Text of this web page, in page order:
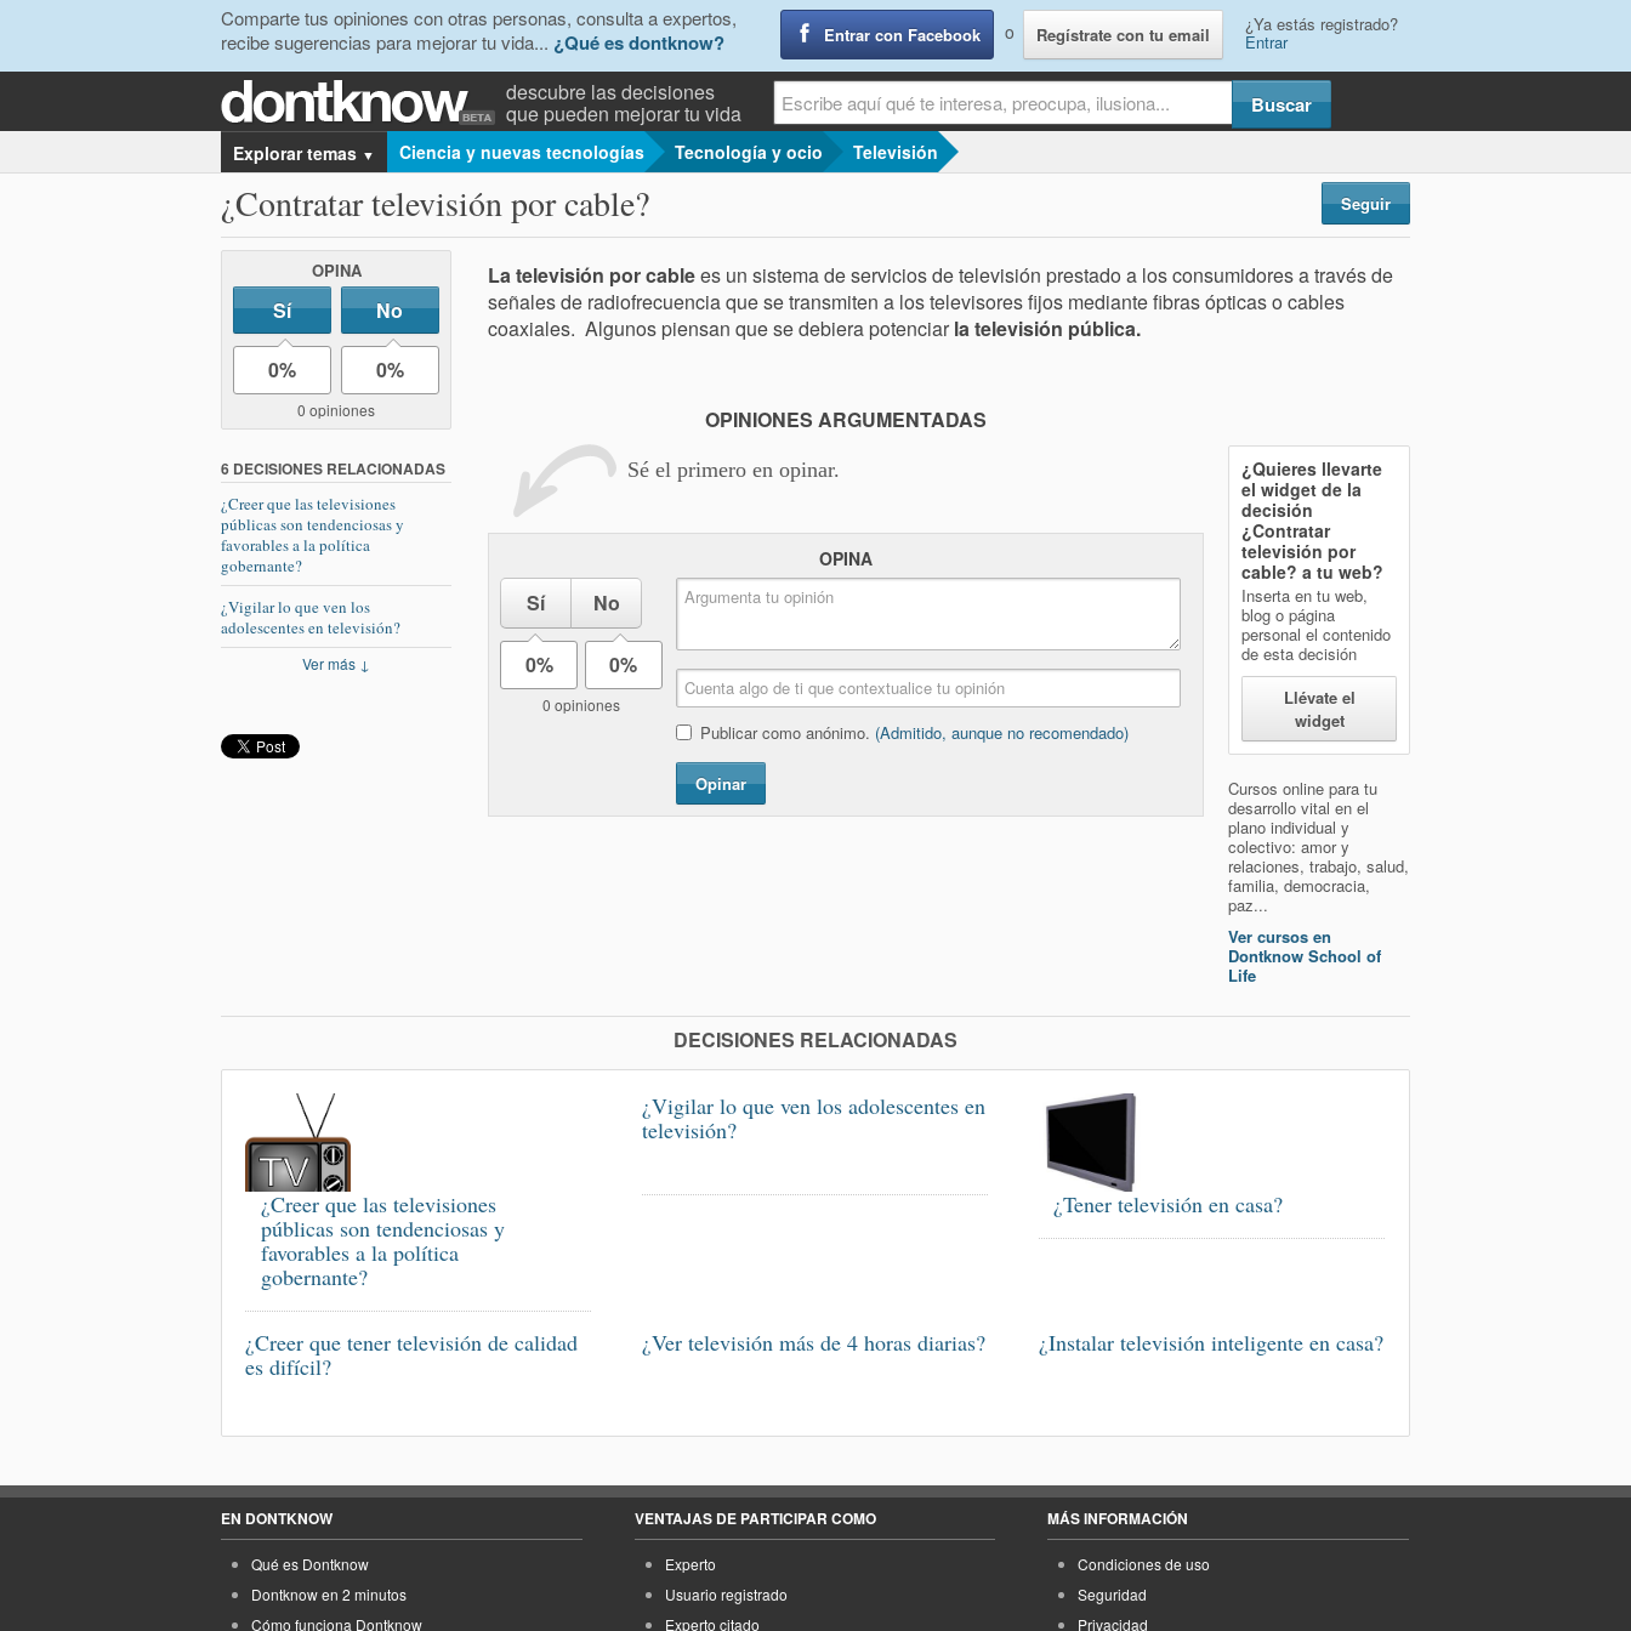
Comparte tus opiniones con otras personas, consulta a expertos,
recibe sugerencias para mejorar tu vida... ¿Qué es dontknow? Entrar con Facebook o Regístrate con tu email ¿Ya estás registrado?
Entrar
descubre las decisiones
que pueden mejorar tu vida
Explorar temas ▼ Ciencia y nuevas tecnologías Tecnología y ocio Televisión
¿Contratar televisión por cable? Seguir
OPINA
Sí No
0% 0%
0 opiniones
6 DECISIONES RELACIONADAS
¿Creer que las televisiones
públicas son tendenciosas y
favorables a la política
gobernante?
¿Vigilar lo que ven los
adolescentes en televisión?
Ver más ↓
La televisión por cablees un sistema de servicios de televisión prestado a los consumidores a través de
señales de radiofrecuencia que se transmiten a los televisores fijos mediante fibras ópticas o cables
coaxiales. Algunos piensan que se debiera potenciar la televisión pública.
OPINIONES ARGUMENTADAS
Sé el primero en opinar.
OPINA
Sí No
0% 0%
0 opiniones
Publicar como anónimo. (Admitido, aunque no recomendado)
Opinar
¿Quieres llevarte
el widget de la
decisión
¿Contratar
televisión por
cable? a tu web?
Inserta en tu web,
blog o página
personal el contenido
de esta decisión
Llévate el
widget
Cursos online para tu
desarrollo vital en el
plano individual y
colectivo: amor y
relaciones, trabajo, salud,
familia, democracia,
paz...
Ver cursos en
Dontknow School of
Life
DECISIONES RELACIONADAS
¿Creer que las televisiones
públicas son tendenciosas y
favorables a la política
gobernante?
¿Vigilar lo que ven los adolescentes en
televisión?
¿Tener televisión en casa?
¿Creer que tener televisión de calidad
es difícil?
¿Ver televisión más de 4 horas diarias? ¿Instalar televisión inteligente en casa?
EN DONTKNOW
Qué es Dontknow
Dontknow en 2 minutos
Cómo funciona Dontknow
VENTAJAS DE PARTICIPAR COMO
Experto
Usuario registrado
Experto citado
MÁS INFORMACIÓN
Condiciones de uso
Seguridad
Privacidad